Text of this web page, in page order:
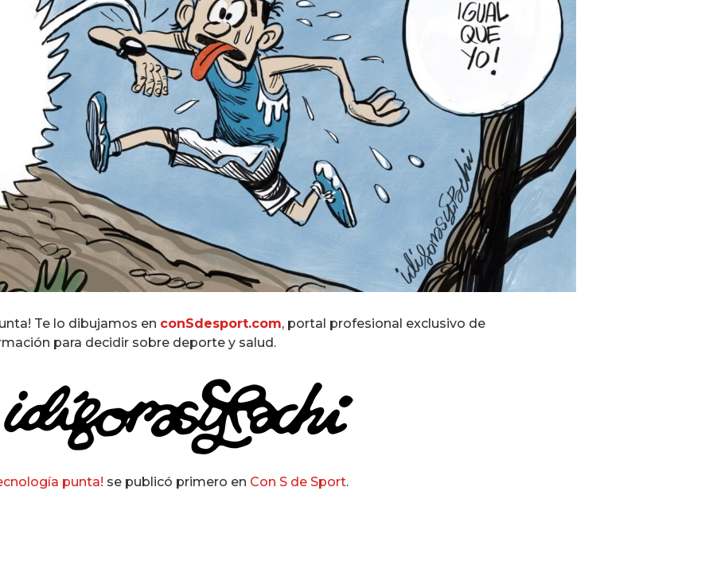
Te lo dibujamos en conSdesport.com, portal profesional exclusivo de
para decidir sobre deporte y salud.
punta! se publicó primero en Con S de Sport.